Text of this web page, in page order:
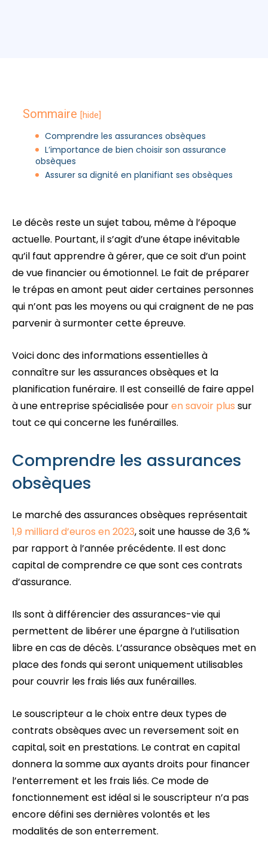
Sommaire [hide]
Comprendre les assurances obsèques
L’importance de bien choisir son assurance
obsèques
Assurer sa dignité en planifiant ses obsèques
Le décès reste un sujet tabou, même à l’époque
actuelle. Pourtant, il s’agit d’une étape inévitable
qu’il faut apprendre à gérer, que ce soit d’un point
de vue financier ou émotionnel. Le fait de préparer
le trépas en amont peut aider certaines personnes
qui n’ont pas les moyens ou qui craignent de ne pas
parvenir à surmonter cette épreuve.
Voici donc des informations essentielles à
connaître sur les assurances obsèques et la
planification funéraire. Il est conseillé de faire appel
à une entreprise spécialisée pouren savoir plus sur
tout ce qui concerne les funérailles.
Comprendre les assurances
obsèques
Le marché des assurances obsèques représentait
1,9 milliard d’euros en 2023, soit une hausse de 3,6 %
par rapport à l’année précédente. Il est donc
capital de comprendre ce que sont ces contrats
d’assurance.
Ils sont à différencier des assurances-vie qui
permettent de libérer une épargne à l’utilisation
libre en cas de décès. L’assurance obsèques met en
place des fonds qui seront uniquement utilisables
pour couvrir les frais liés aux funérailles.
Le souscripteur a le choix entre deux types de
contrats obsèques avec un reversement soit en
capital, soit en prestations. Le contrat en capital
donnera la somme aux ayants droits pour financer
l’enterrement et les frais liés. Ce mode de
fonctionnement est idéal si le souscripteur n’a pas
encore défini ses dernières volontés et les
modalités de son enterrement.